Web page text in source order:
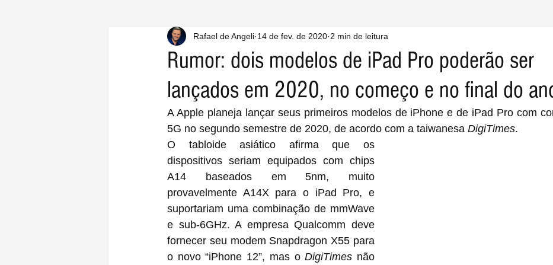
Rumor: dois modelos de iPad Pro poderão ser
lançados em 2020, no começo e no final do
Rafael de Angeli 14 de fev. de 2020 2 min de leitura
A Apple planeja lançar seus primeiros modelos de iPhone e de iPad Pro com
5G no segundo semestre de 2020, de acordo com a taiwanesa DigiTimes.
O tabloide asiático afirma que os
dispositivos seriam equipados com chips
A14 baseados em 5nm, muito
provavelmente A14X para o iPad Pro, e
suportariam uma combinação de mmWave
e sub-6GHz. A empresa Qualcomm deve
fornecer seu modem Snapdragon X55 para
o novo “iPhone 12”, mas o DigiTimes não